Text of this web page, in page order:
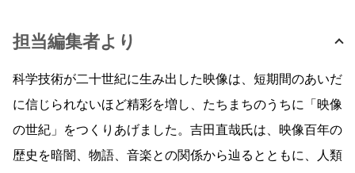
担当編集者より
科学技術が二十世紀に生み出した映像は、短期間のあいだ
に信じられないほど精彩を増し、たちまちのうちに「映像
の世紀」をつくりあげました。吉田直哉氏は、映像百年の
歴史を暗闇、物語、音楽との関係から辿るとともに、人類